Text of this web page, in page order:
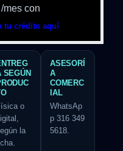
/mes con
tu crédito aquí
SEGÚN
o
la
ASESORÍ
A
COMERC
IAL
WhatsAp
p 316 349
5618.